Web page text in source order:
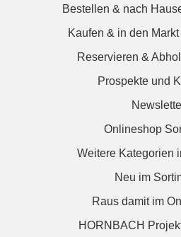
Bestellen & nach
Kaufen & in den
Reservieren &
Prospekte und
Onlineshop
Weitere Kategorien
Neu im
Raus damit im
HORNBACH